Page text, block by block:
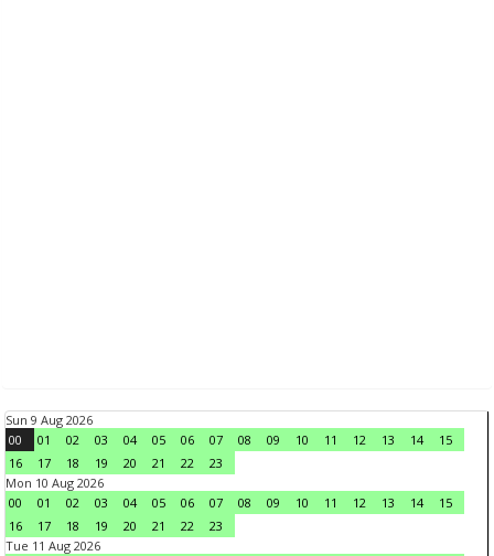
Sun 9 Aug 2026
00
01 02 03 04 05 06 07 08 09 10 11 12 13 14
15
16
17 18 19 20 21 22
23
Mon 10 Aug 2026
00
01 02 03 04 05 06 07 08 09 10 11 12 13 14
15
16
17 18 19 20 21 22
23
Tue 11 Aug 2026